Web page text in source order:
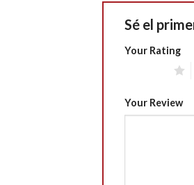
Sé el
Your Rating
Your Review